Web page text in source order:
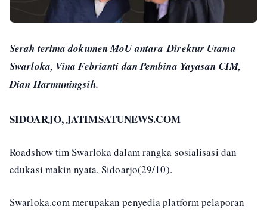
Serah terima dokumen MoU antara Direktur Utama
Swarloka, Vina Febrianti dan Pembina Yayasan CIM,
Dian Harmuningsih.
SIDOARJO, JATIMSATUNEWS.COM
Roadshow tim Swarloka dalam rangka sosialisasi dan
edukasi makin nyata, Sidoarjo(29/10).
Swarloka.com merupakan penyedia platform pelaporan